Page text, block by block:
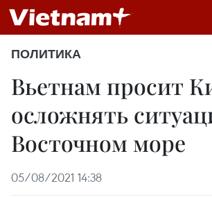
ПОЛИТИКА
Вьетнам просит
осложнять
Восточном море
05/08/2021 14:38